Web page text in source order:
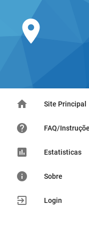
location_on
Site Principal
home
FAQ/
help
Estatisticas
assessment
Sobre
info
Login
exit_to_app